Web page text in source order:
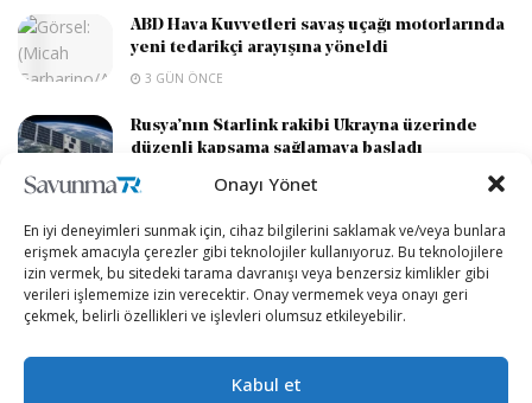
Onayı Yönet
En iyi deneyimleri sunmak için, cihaz bilgilerini saklamak ve/veya bunlara
erişmek amacıyla çerezler gibi teknolojiler kullanıyoruz. Bu teknolojilere
izin vermek, bu sitedeki tarama davranışı veya benzersiz kimlikler gibi
verileri işlememize izin verecektir. Onay vermemek veya onayı geri
çekmek, belirli özellikleri ve işlevleri olumsuz etkileyebilir.
Kabul et
ABD Hava Kuvvetleri savaş uçağı motorlarında
yeni tedarikçi arayışına yöneldi
3 GÜN ÖNCE
Rusya’nın Starlink rakibi Ukrayna üzerinde
düzenli kapsama sağlamaya başladı
3 GÜN ÖNCE
Rheinmetall, Yeni Nesil GMF140 Fırkateynini
Tanıttı
4 GÜN ÖNCE
DEVAMI YÜKLE